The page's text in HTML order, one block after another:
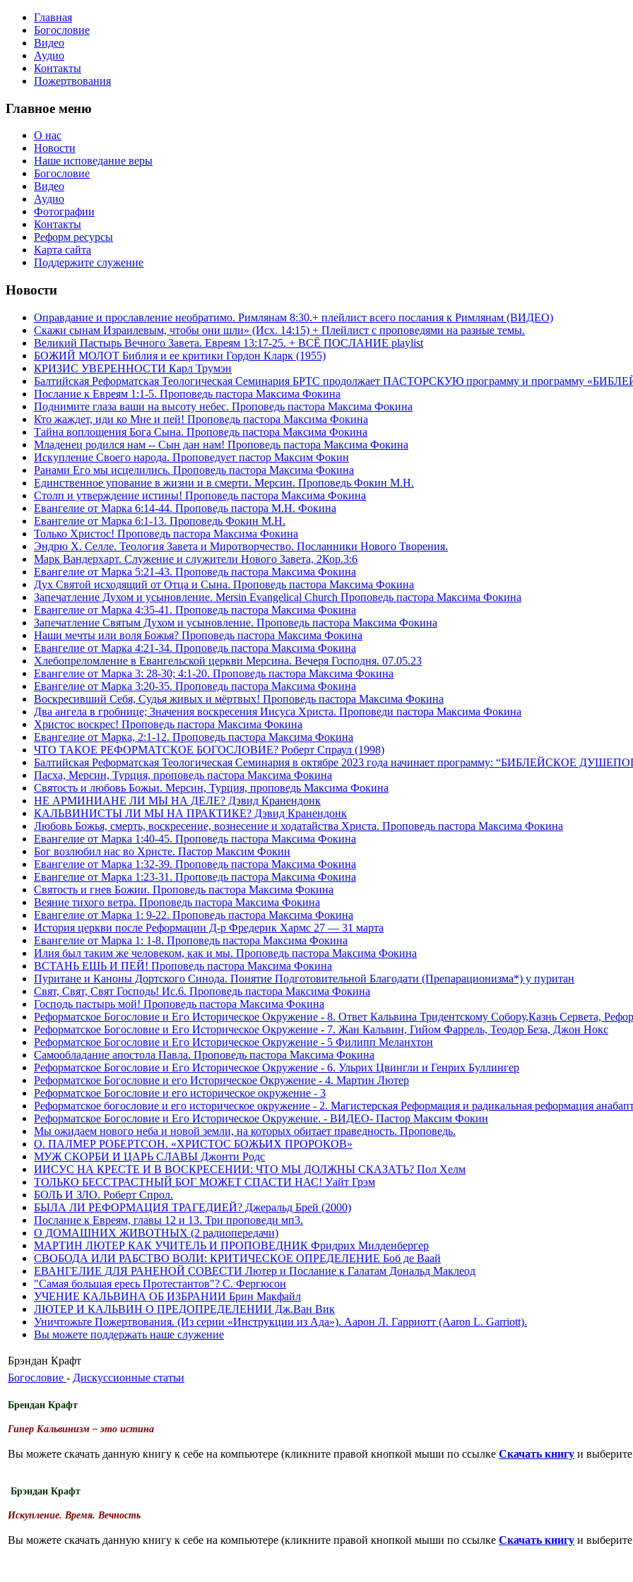
Главная
Богословие
Видео
Аудио
Контакты
Пожертвования
Главное меню
О нас
Новости
Наше исповедание веры
Богословие
Видео
Аудио
Фотографии
Контакты
Реформ ресурсы
Карта сайта
Поддержите служение
Новости
Оправдание и прославление необратимо. Римлянам 8:30.+ плейлист всего послания к Римлянам (ВИДЕО)
Скажи сынам Израилевым, чтобы они шли» (Исх. 14:15) + Плейлист с проповедями на разные темы.
Великий Пастырь Вечного Завета. Евреям 13:17-25. + ВСЁ ПОСЛАНИЕ playlist
БОЖИЙ МОЛОТ Библия и ее критики Гордон Кларк (1955)
КРИЗИС УВЕРЕННОСТИ Карл Трумэн
Балтийская Реформатская Теологическая Семинария БРТС продолжает ПАСТОРСКУЮ программу и программу
Послание к Евреям 1:1-5. Проповедь пастора Максима Фокина
Поднимите глаза ваши на высоту небес. Проповедь пастора Максима Фокина
Кто жаждет, иди ко Мне и пей! Проповедь пастора Максима Фокина
Тайна воплощения Бога Сына. Проповедь пастора Максима Фокина
Младенец родился нам -- Сын дан нам! Проповедь пастора Максима Фокина
Искупление Своего народа. Проповедует пастор Максим Фокин
Ранами Его мы исцелились. Проповедь пастора Максима Фокина
Единственное упование в жизни и в смерти. Мерсин. Проповедь Фокин М.Н.
Столп и утверждение истины! Проповедь пастора Максима Фокина
Евангелие от Марка 6:14-44. Проповедь пастора М.Н. Фокина
Евангелие от Марка 6:1-13. Проповедь Фокин М.Н.
Только Христос! Проповедь пастора Максима Фокина
Эндрю Х. Селле. Теология Завета и Миротворчество. Посланники Нового Творения.
Марк Вандерхарт. Служение и служители Нового Завета, 2Кор.3:6
Евангелие от Марка 5:21-43. Проповедь пастора Максима Фокина
Дух Святой исходящий от Отца и Сына. Проповедь пастора Максима Фокина
Запечатление Духом и усыновление. Mersin Evangelical Church Проповедь пастора Максима Фокина
Евангелие от Марка 4:35-41. Проповедь пастора Максима Фокина
Запечатление Святым Духом и усыновление. Проповедь пастора Максима Фокина
Наши мечты или воля Божья? Проповедь пастора Максима Фокина
Евангелие от Марка 4:21-34. Проповедь пастора Максима Фокина
Хлебопреломление в Евангельской церкви Мерсина. Вечеря Господня. 07.05.23
Евангелие от Марка 3: 28-30; 4:1-20. Проповедь пастора Максима Фокина
Евангелие от Марка 3:20-35. Проповедь пастора Максима Фокина
Воскресивший Себя, Судья живых и мëртвых! Проповедь пастора Максима Фокина
Два ангела в гробнице; Значения воскресения Иисуса Христа. Проповеди пастора Максима Фокина
Христос воскрес! Проповедь пастора Максима Фокина
Евангелие от Марка, 2:1-12. Проповедь пастора Максима Фокина
ЧТО ТАКОЕ РЕФОРМАТСКОЕ БОГОСЛОВИЕ? Роберт Спраул (1998)
Балтийская Реформатская Теологическая Семинария в октябре 2023 года начинает программу: “БИБЛЕЙСКОЕ
Пасха, Мерсин, Турция, проповедь пастора Максима Фокина
Святость и любовь Божьи. Мерсин, Турция, проповедь Максима Фокина
НЕ АРМИНИАНЕ ЛИ МЫ НА ДЕЛЕ? Дэвид Кранендонк
КАЛЬВИНИСТЫ ЛИ МЫ НА ПРАКТИКЕ? Дэвид Кранендонк
Любовь Божья, смерть, воскресение, вознесение и ходатайства Христа. Проповедь пастора Максима Фокина
Евангелие от Марка 1:40-45. Проповедь пастора Максима Фокина
Бог возлюбил нас во Христе. Пастор Максим Фокин
Евангелие от Марка 1:32-39. Проповедь пастора Максима Фокина
Евангелие от Марка 1:23-31. Проповедь пастора Максима Фокина
Святость и гнев Божии. Проповедь пастора Максима Фокина
Веяние тихого ветра. Проповедь пастора Максима Фокина
Евангелие от Марка 1: 9-22. Проповедь пастора Максима Фокина
История церкви после Реформации Д-р Фредерик Хармс 27 — 31 марта
Евангелие от Марка 1: 1-8. Проповедь пастора Максима Фокина
Илия был таким же человеком, как и мы. Проповедь пастора Максима Фокина
ВСТАНЬ ЕШЬ И ПЕЙ! Проповедь пастора Максима Фокина
Пуритане и Каноны Дортского Синода. Понятие Подготовительной Благодати (Препарационизма*) у пуритан
Свят, Свят, Свят Господь! Ис.6. Проповедь пастора Максима Фокина
Господь пастырь мой! Проповедь пастора Максима Фокина
Реформатское Богословие и Его Историческое Окружение - 8. Ответ Кальвина Тридентскому Собору,Казнь Сервета,
Реформатское Богословие и Его Историческое Окружение - 7. Жан Кальвин, Гийом Фаррель, Теодор Беза, Джон Нокс
Реформатское Богословие и Его Историческое Окружение - 5 Филипп Меланхтон
Самообладание апостола Павла. Проповедь пастора Максима Фокина
Реформатское Богословие и Его Историческое Окружение - 6. Ульрих Цвингли и Генрих Буллингер
Реформатское Богословие и его Историческое Окружение - 4. Мартин Лютер
Реформатское Богословие и его историческое окружение - 3
Реформатское богословие и его историческое окружение - 2. Магистерская Реформация и радикальная реформация
Реформатское Богословие и Его Историческое Окружение. - ВИДЕО- Пастор Максим Фокин
Мы ожидаем нового неба и новой земли, на которых обитает праведность. Проповедь.
О. ПАЛМЕР РОБЕРТСОН. «ХРИСТОС БОЖЬИХ ПРОРОКОВ»
МУЖ СКОРБИ И ЦАРЬ СЛАВЫ Джонти Родс
ИИСУС НА КРЕСТЕ И В ВОСКРЕСЕНИИ: ЧТО МЫ ДОЛЖНЫ СКАЗАТЬ? Пол Хелм
ТОЛЬКО БЕССТРАСТНЫЙ БОГ МОЖЕТ СПАСТИ НАС! Уайт Грэм
БОЛЬ И ЗЛО. Роберт Спрол.
БЫЛА ЛИ РЕФОРМАЦИЯ ТРАГЕДИЕЙ? Джеральд Брей (2000)
Послание к Евреям, главы 12 и 13. Три проповеди мп3.
О ДОМАШНИХ ЖИВОТНЫХ (2 радиопередачи)
МАРТИН ЛЮТЕР КАК УЧИТЕЛЬ И ПРОПОВЕДНИК Фридрих Милденбергер
СВОБОДА ИЛИ РАБСТВО ВОЛИ: КРИТИЧЕСКОЕ ОПРЕДЕЛЕНИЕ Боб де Ваай
ЕВАНГЕЛИЕ ДЛЯ РАНЕНОЙ СОВЕСТИ Лютер и Послание к Галатам Дональд Маклеод
"Самая большая ересь Протестантов"? С. Фергюсон
УЧЕНИЕ КАЛЬВИНА ОБ ИЗБРАНИИ Брин Макфайл
ЛЮТЕР И КАЛЬВИН О ПРЕДОПРЕДЕЛЕНИИ Дж.Ван Вик
Уничтожьте Пожертвования. (Из серии «Инструкции из Ада»). Аарон Л. Гарриотт (Aaron L. Garriott).
Вы можете поддержать наше служение
Брэндан Крафт
Богословие - Дискуссионные статьи
Брендан Крафт
Гипер Кальвинизм – это истина
Вы можете скачать данную книгу к себе на компьютере (кликните правой кнопкой мыши по ссылке Скачать книгу и
Брэндан Крафт
Искупление. Время. Вечность
Вы можете скачать данную книгу к себе на компьютере (кликните правой кнопкой мыши по ссылке Скачать книгу и